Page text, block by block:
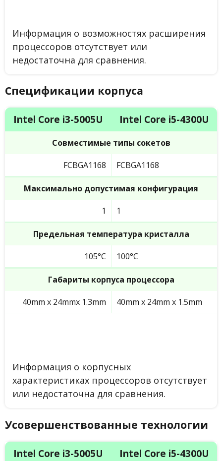
Информация о возможностях расширения
процессоров отсутствует или
недостаточна для сравнения.
Спецификации корпуса
Intel Core i3-5005U Intel Core i5-4300U
Совместимые типы сокетов
FCBGA1168 FCBGA1168
Максимально допустимая конфигурация
1 1
Предельная температура кристалла
105°C 100°C
Габариты корпуса процессора
40mm x 24mmx 1.3mm 40mm x 24mm x 1.5mm
Информация о корпусных
характеристиках процессоров отсутствует
или недостаточна для сравнения.
Усовершенствованные технологии
Intel Core i3-5005U Intel Core i5-4300U